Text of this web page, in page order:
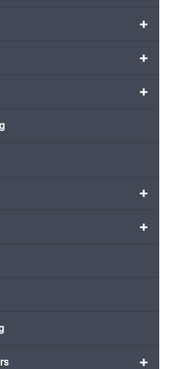
+
+
+
+
+
+